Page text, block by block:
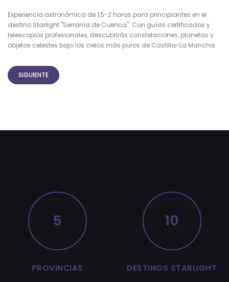
Experiencia astronómica de 1,5-2 horas para principiantes en el
destino Starlight "Serranía de Cuenca". Con guías certificados y
telescopios profesionales, descubrirás constelaciones, planetas y
objetos celestes bajo los cielos más puros de Castilla-La Mancha.
SIGUIENTE
5
PROVINCIAS
10
DESTINOS STARLIGHT